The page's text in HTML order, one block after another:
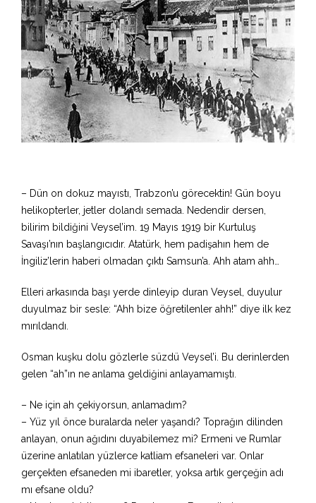
– Dün on dokuz mayıstı, Trabzon’u görecektin! Gün boyu
helikopterler, jetler dolandı semada. Nedendir dersen,
bilirim bildiğini Veysel’im. 19 Mayıs 1919 bir Kurtuluş
Savaşı’nın başlangıcıdır. Atatürk, hem padişahın hem de
İngiliz’lerin haberi olmadan çıktı Samsun’a. Ahh atam ahh…
Elleri arkasında başı yerde dinleyip duran Veysel, duyulur
duyulmaz bir sesle: “Ahh bize öğretilenler ahh!” diye ilk kez
mırıldandı.
Osman kuşku dolu gözlerle süzdü Veysel’i. Bu derinlerden
gelen “ah”ın ne anlama geldiğini anlayamamıştı.
– Ne için ah çekiyorsun, anlamadım?
– Yüz yıl önce buralarda neler yaşandı? Toprağın dilinden
anlayan, onun ağıdını duyabilemez mi? Ermeni ve Rumlar
üzerine anlatılan yüzlerce katliam efsaneleri var. Onlar
gerçekten efsaneden mi ibaretler, yoksa artık gerçeğin adı
mı efsane oldu?